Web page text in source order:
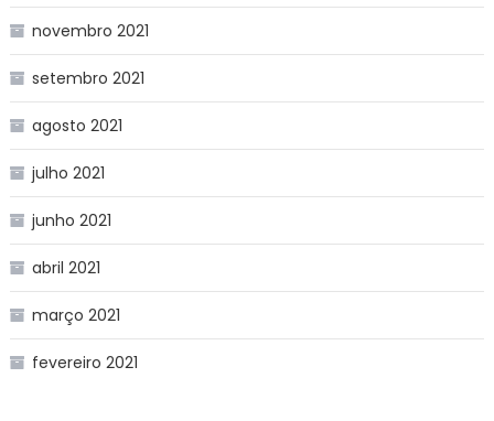
novembro 2021
setembro 2021
agosto 2021
julho 2021
junho 2021
abril 2021
março 2021
fevereiro 2021